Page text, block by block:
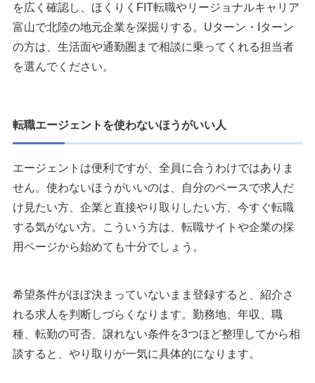
を広く確認し、ほくりくFIT転職やリージョナルキャリア
富山で北陸の地元企業を深掘りする。Uターン・Iターン
の方は、生活面や通勤圏まで相談に乗ってくれる担当者
を選んでください。
転職エージェントを使わないほうがいい人
エージェントは便利ですが、全員に合うわけではありま
せん。使わないほうがいいのは、自分のペースで求人だ
け見たい方、企業と直接やり取りしたい方、今すぐ転職
する気がない方。こういう方は、転職サイトや企業の採
用ページから始めても十分でしょう。
希望条件がほぼ決まっていないまま登録すると、紹介さ
れる求人を判断しづらくなります。勤務地、年収、職
種、転勤の可否、譲れない条件を3つほど整理してから相
談すると、やり取りが一気に具体的になります。